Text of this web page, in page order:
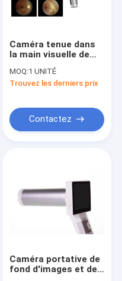
Caméra tenue dans
la main visuelle de
l'ophthalmoscope
45°
MOQ:1 UNITÉ
Trouvez les derniers prix
Contactez
Caméra portative de
fond d'images et de